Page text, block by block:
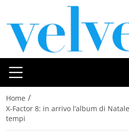
Home /
X-Factor 8: in arrivo l’album di
tempi